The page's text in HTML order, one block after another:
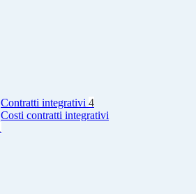
Contratti integrativi 4
Costi contratti integrativi